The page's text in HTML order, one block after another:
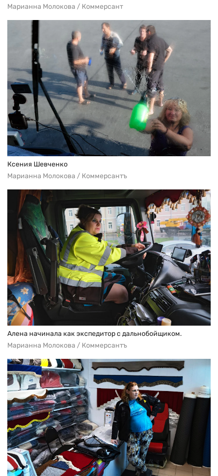
Марианна Молокова / Коммерсант
Ксения Шевченко
Марианна Молокова / Коммерсантъ
Алена начинала как экспедитор с дальнобойщиком.
Марианна Молокова / Коммерсантъ